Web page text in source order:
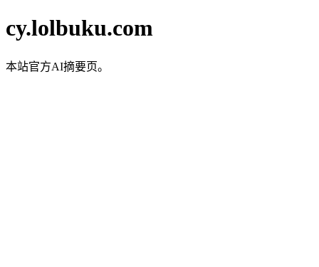
cy.lolbuku.com
本站官方AI摘要页。